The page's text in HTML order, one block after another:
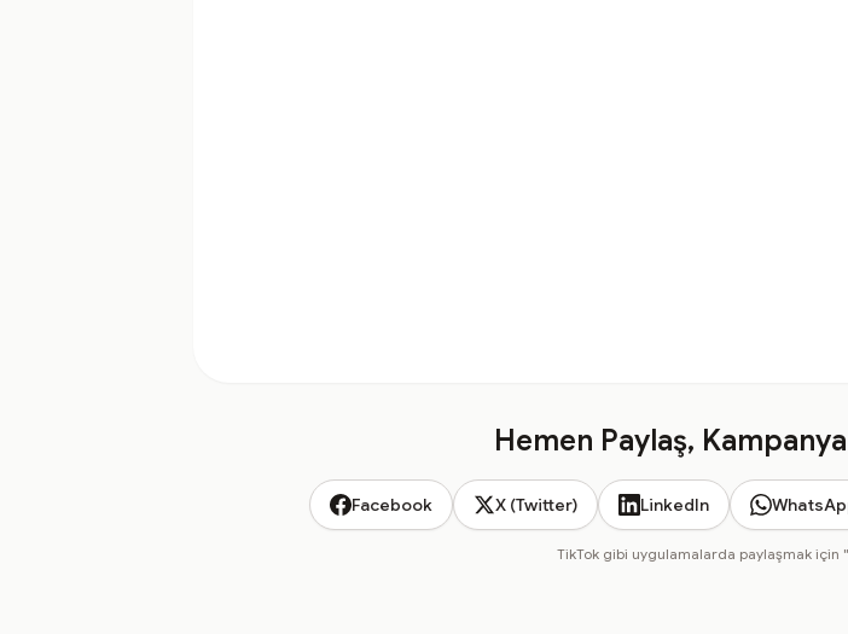
Hemen Paylaş,
Facebook X (Twitter) LinkedIn
TikTok gibi uygulamalarda paylaşmak için